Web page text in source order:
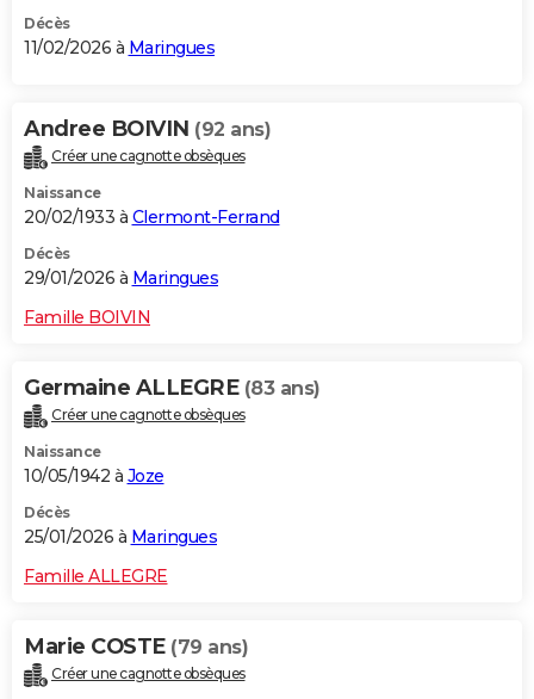
Décès
11/02/2026 à Maringues
Andree BOIVIN (92 ans)
Créer une cagnotte obsèques
Naissance
20/02/1933 à Clermont-Ferrand
Décès
29/01/2026 à Maringues
Famille BOIVIN
Germaine ALLEGRE (83 ans)
Créer une cagnotte obsèques
Naissance
10/05/1942 à Joze
Décès
25/01/2026 à Maringues
Famille ALLEGRE
Marie COSTE (79 ans)
Créer une cagnotte obsèques